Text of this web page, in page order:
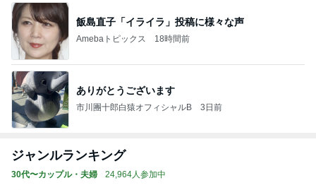
飯島直子「イライラ」投稿に様々な声
Amebaトピックス 18時間前
ありがとうございます
市川團十郎白猿オフィシャルB 3日前
ジャンルランキング
30代〜カップル・夫婦 24,964人参加中